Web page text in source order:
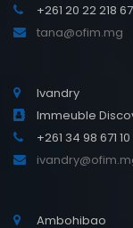
+261 20 22 218 67
tana@ofim.mg
Ivandry
Immeuble
+261 34 98 671 10
Ambohibao